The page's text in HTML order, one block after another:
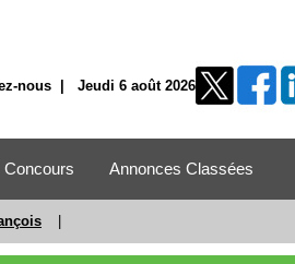
nous | Jeudi 6 août 2026
Concours Annonces Classées